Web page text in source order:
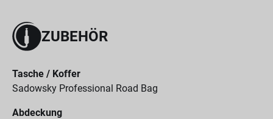
ZUBEHÖR
Tasche / Koffer
Sadowsky Professional Road Bag
Abdeckung